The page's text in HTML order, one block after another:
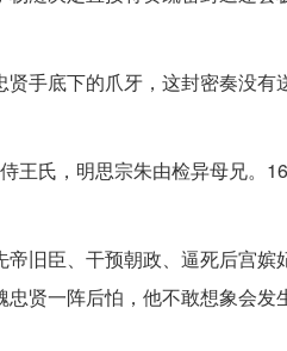
手底下的爪牙，这封密奏没有
王氏，明思宗朱由检异母兄。
旧臣、干预朝政、逼死后宫嫔
贤一阵后怕，他不敢想象会发